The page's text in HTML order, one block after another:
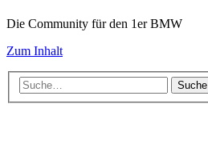
Die Community für den 1er BMW
Zum Inhalt
Suche